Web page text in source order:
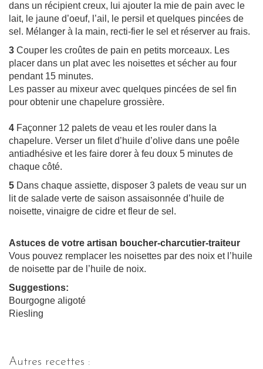
dans un récipient creux, lui ajouter la mie de pain avec le
lait, le jaune d’oeuf, l’ail, le persil et quelques pincées de
sel. Mélanger à la main, recti-fier le sel et réserver au frais.
3 Couper les croûtes de pain en petits morceaux. Les
placer dans un plat avec les noisettes et sécher au four
pendant 15 minutes.
Les passer au mixeur avec quelques pincées de sel fin
pour obtenir une chapelure grossière.
4 Façonner 12 palets de veau et les rouler dans la
chapelure. Verser un filet d’huile d’olive dans une poêle
antiadhésive et les faire dorer à feu doux 5 minutes de
chaque côté.
5 Dans chaque assiette, disposer 3 palets de veau sur un
lit de salade verte de saison assaisonnée d’huile de
noisette, vinaigre de cidre et fleur de sel.
Astuces de votre artisan boucher-charcutier-traiteur
Vous pouvez remplacer les noisettes par des noix et l’huile
de noisette par de l’huile de noix.
Suggestions:
Bourgogne aligoté
Riesling
Autres recettes :